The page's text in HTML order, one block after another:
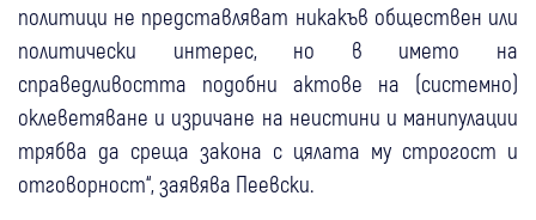
политици не представляват никакъв обществен или
политически интерес, но в името на
справедливостта подобни актове на (системно)
оклеветяване и изричане на неистини и манипулации
трябва да среща закона с цялата му строгост и
отговорност“, заявява Пеевски.